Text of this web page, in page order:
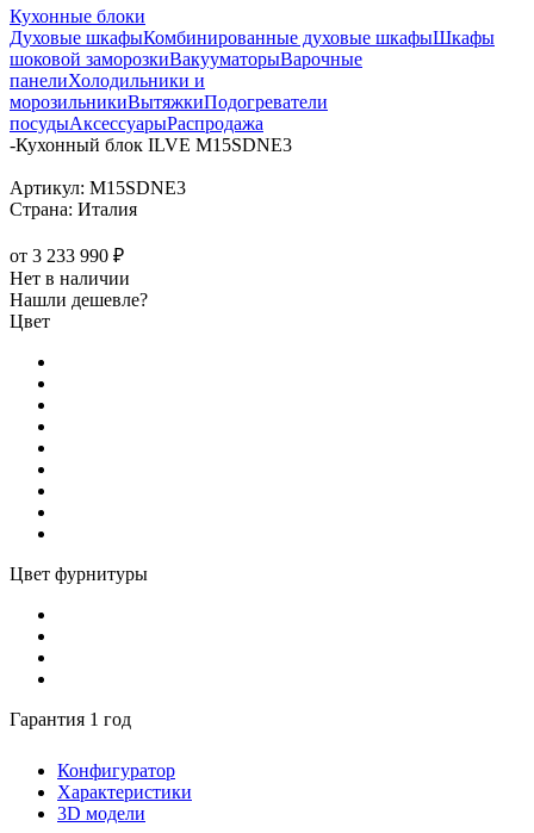
Кухонные блоки
Духовые шкафыКомбинированные духовые шкафыШкафы
шоковой заморозкиВакууматорыВарочные
панелиХолодильники и
морозильникиВытяжкиПодогреватели
посудыАксессуарыРаспродажа
-Кухонный блок ILVE M15SDNE3
Артикул: M15SDNE3
Страна: Италия
от 3 233 990 ₽
Нет в наличии
Нашли дешевле?
Цвет
Цвет фурнитуры
Гарантия 1 год
Конфигуратор
Характеристики
3D модели